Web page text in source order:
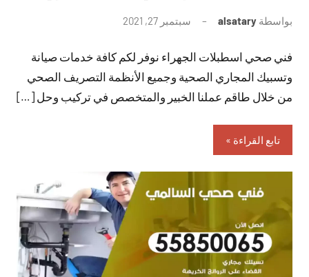
بواسطة alsatary سبتمبر 27, 2021
تعليقات
فني صحي اسطبلات الجهراء نوفر لكم كافة خدمات صيانة
وتسبيك المجاري الصحية وجميع الأنظمة التصريف الصحي
من خلال طاقم عملنا الخبير والمتخصص في تركيب وحل […]
تابع القراءة